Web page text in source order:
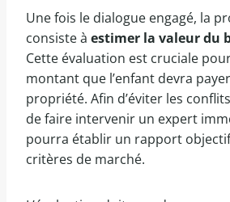
Une fois le dialogue engagé, la
consiste à estimer la valeur du
Cette évaluation est cruciale
montant que l’enfant devra
propriété. Afin d’éviter les
de faire intervenir un expert
pourra établir un rapport
critères de marché.